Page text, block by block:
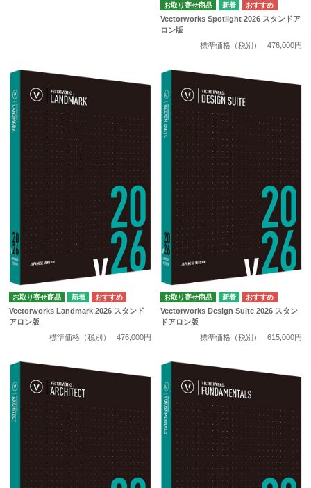
お取り寄せ商品
Vectorworks Spotlight 2026 スタンドア
ロン版
標準価格（税別）
476,000円
お取り寄せ商品
Vectorworks Landmark 2026 スタンド
アロン版
標準価格（税別）
476,000円
お取り寄せ商品
Vectorworks Design Suite 2026 スタン
ドアロン版
標準価格（税別）
615,000円